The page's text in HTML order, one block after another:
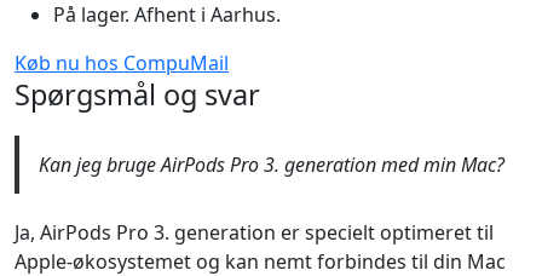
På lager. Afhent i Aarhus.
Køb nu hos CompuMail
Spørgsmål og svar
Kan jeg bruge AirPods Pro 3. generation med min Mac?
Ja, AirPods Pro 3. generation er specielt optimeret til
Apple-økosystemet og kan nemt forbindes til din Mac